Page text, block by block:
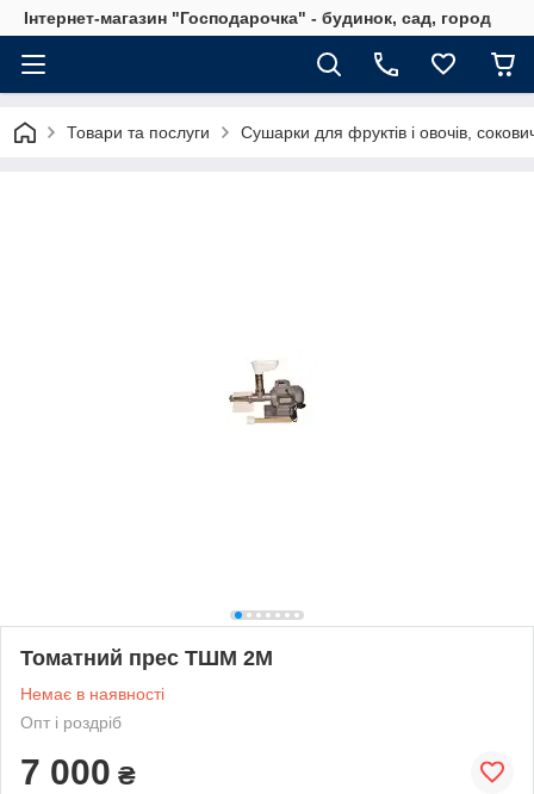
Інтернет-магазин "Господарочка" - будинок, сад, город
Товари та послуги Сушарки для фруктів і овочів,
Томатний прес ТШМ 2М
Немає в наявності
Опт і роздріб
7 000 ₴